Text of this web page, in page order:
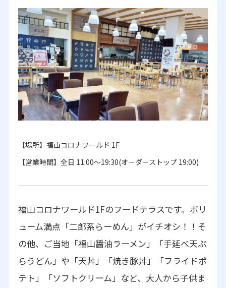
【場所】福山コロナワールド 1F
【営業時間】全日 11:00～19:30(オーダーストップ 19:00)
福山コロナワールド1Fのフードテラスです。ボリ
ューム満点「二郎系らーめん」がイチオシ！！そ
の他、ご当地「福山醤油ラーメン」「手延べ天ぷ
らうどん」や「天丼」「焼き豚丼」「フライドポ
テト」「ソフトクリーム」など、大人から子供ま